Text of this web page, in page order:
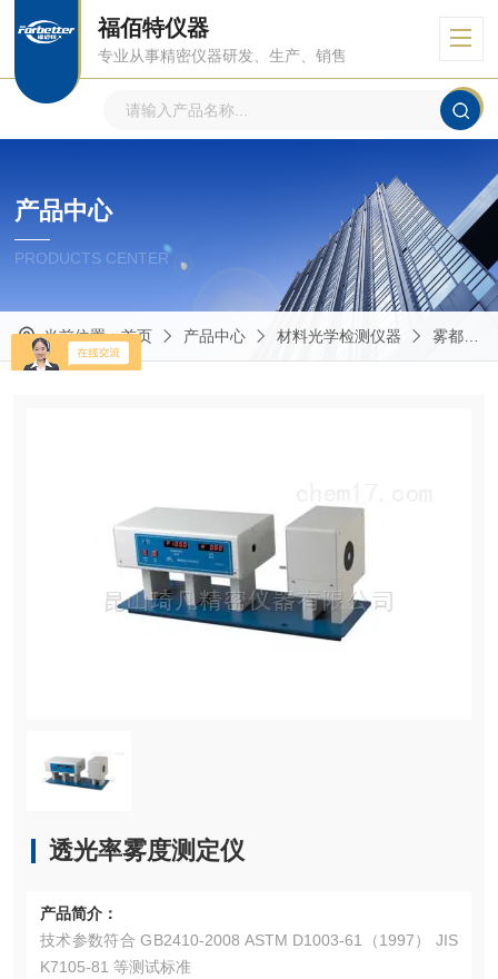
福佰特仪器
专业从事精密仪器研发、生产、销售
产品中心
PRODUCTS CENTER
当前位置：首页 产品中心 材料光学检测仪器 雾都仪
透光率雾度测定仪
产品简介：
技术参数符合 GB2410-2008 ASTM D1003-61（1997） JIS
K7105-81 等测试标准